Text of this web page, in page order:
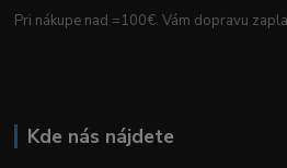
Pri nákupe nad =100€ Vám dopravu
Kde nás nájdete